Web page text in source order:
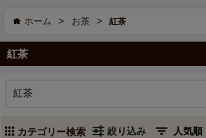
ホーム > お茶 > 紅茶
紅茶
カテゴリー検索 絞り込み